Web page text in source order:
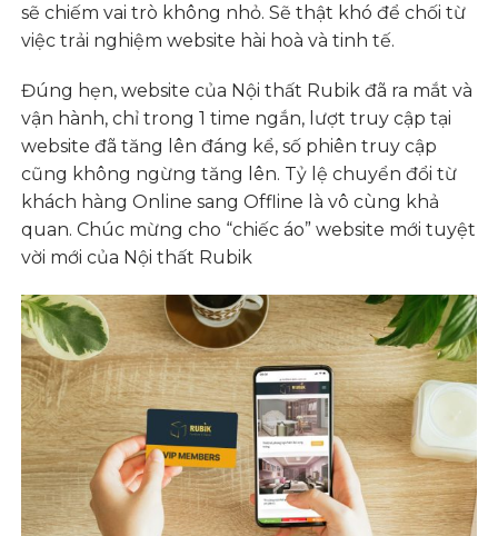
sẽ chiếm vai trò không nhỏ. Sẽ thật khó để chối từ
việc trải nghiệm website hài hoà và tinh tế.
Đúng hẹn, website của Nội thất Rubik đã ra mắt và
vận hành, chỉ trong 1 time ngắn, lượt truy cập tại
website đã tăng lên đáng kể, số phiên truy cập
cũng không ngừng tăng lên. Tỷ lệ chuyển đổi từ
khách hàng Online sang Offline là vô cùng khả
quan. Chúc mừng cho “chiếc áo” website mới tuyệt
vời mới của Nội thất Rubik